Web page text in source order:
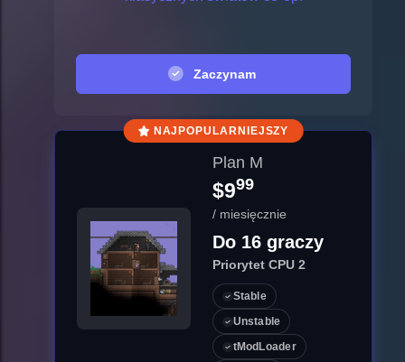
Zaczynam
NAJPOPULARNIEJSZY
Plan M
$999
/ miesięcznie
Do 16 graczy
Priorytet CPU 2
Stable
Unstable
tModLoader